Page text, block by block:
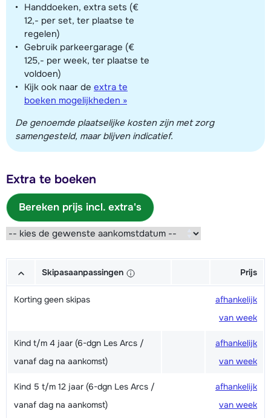
Handdoeken, extra sets (€
12,- per set, ter plaatse te
regelen)
Gebruik parkeergarage (€
125,- per week, ter plaatse te
voldoen)
Kijk ook naar de extra te
boeken mogelijkheden »
De genoemde plaatselijke kosten zijn met zorg
samengesteld, maar blijven indicatief.
Extra te boeken
Bereken prijs incl. extra's
Skipasaanpassingen Prijs
Korting geen skipas
afhankelijk
van week
Kind t/m 4 jaar (6-dgn Les Arcs /
vanaf dag na aankomst)
afhankelijk
van week
Kind 5 t/m 12 jaar (6-dgn Les Arcs /
vanaf dag na aankomst)
afhankelijk
van week